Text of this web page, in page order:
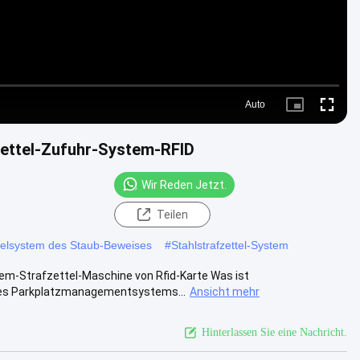
Auto
Picture-
Zufuhr-System-RFID
Wir Reden Jetzt.
Teilen
des Staub-Beweises #Stahlstrafzettel-System
Strafzettel-Maschine von Rfid-Karte Was ist
Parkplatzmanagementsystems...
Ansicht mehr
Hinterlassen Sie eine Nachricht.